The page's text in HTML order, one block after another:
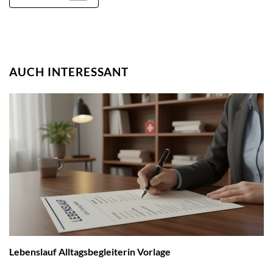
AUCH INTERESSANT
Lebenslauf Alltagsbegleiterin Vorlage